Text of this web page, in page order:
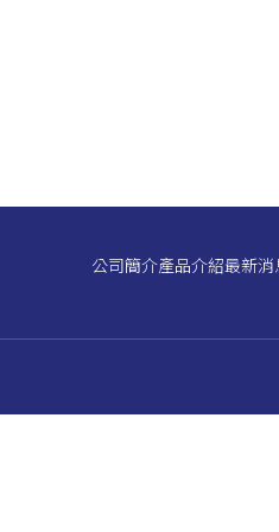
公司簡介產品介紹最新消